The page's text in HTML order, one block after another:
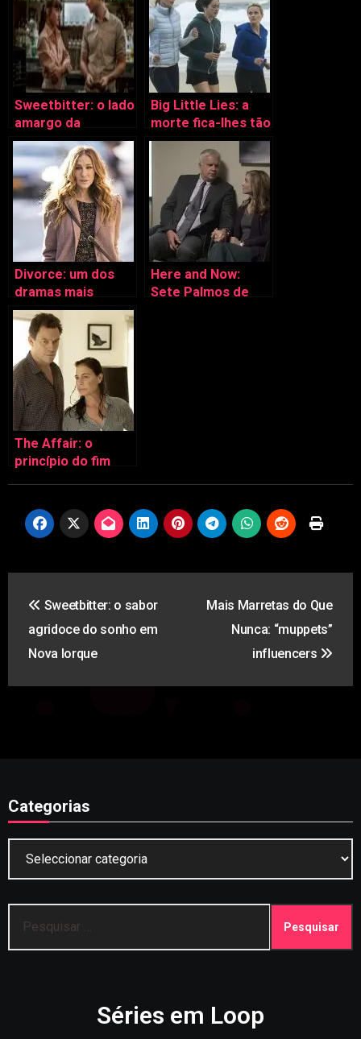
Sweetbitter: o lado
amargo da
confiança (ou falta
dela)
Big Little Lies: a
morte fica-lhes tão
bem
Divorce: um dos
dramas mais
humanos da TV
regressa com
(ainda) mais piada
Here and Now:
Sete Palmos de
The Affair: o
princípio do fim
de
artigos
Sweetbitter: o sabor
agridoce do sonho em
Nova Iorque
Mais Marretas do Que
Nunca: “muppets”
influencers
Categorias
por:
Séries em Loop